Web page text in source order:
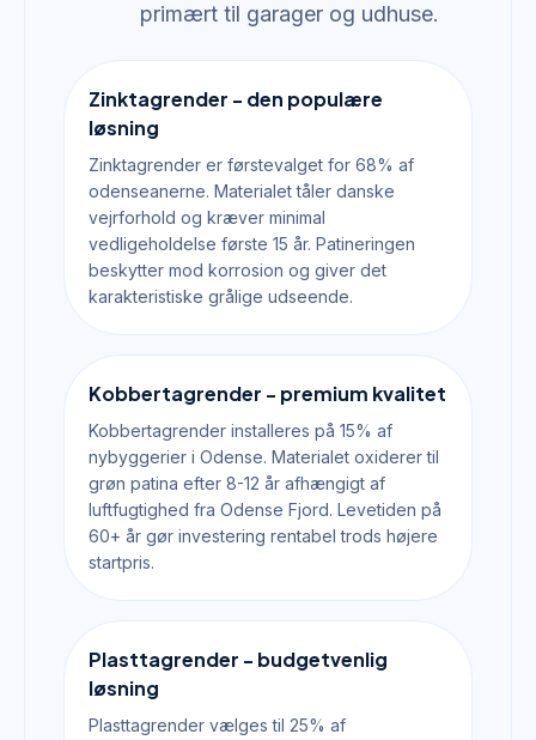
primært til garager og udhuse.
Zinktagrender - den populære
løsning
Zinktagrender er førstevalget for 68% af
odenseanerne. Materialet tåler danske
vejrforhold og kræver minimal
vedligeholdelse første 15 år. Patineringen
beskytter mod korrosion og giver det
karakteristiske grålige udseende.
Kobbertagrender - premium kvalitet
Kobbertagrender installeres på 15% af
nybyggerier i Odense. Materialet oxiderer til
grøn patina efter 8-12 år afhængigt af
luftfugtighed fra Odense Fjord. Levetiden på
60+ år gør investering rentabel trods højere
startpris.
Plasttagrender - budgetvenlig
løsning
Plasttagrender vælges til 25% af